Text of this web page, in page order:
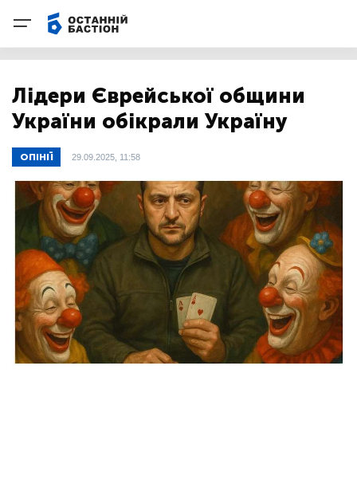
Лідери Єврейської общини
України обікрали Україну
ОПІНІЇ 29.09.2025, 11:58